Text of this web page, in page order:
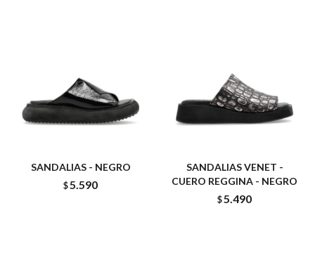
SANDALIAS - NEGRO
$5.590
SANDALIAS VENET -
CUERO REGGINA - NEGRO
$5.490